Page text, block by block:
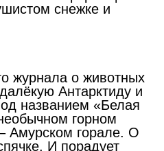
снежке и
журнала о животных
Антарктиду и
названием «Белая
горном
Амурском горале. О
И порадует